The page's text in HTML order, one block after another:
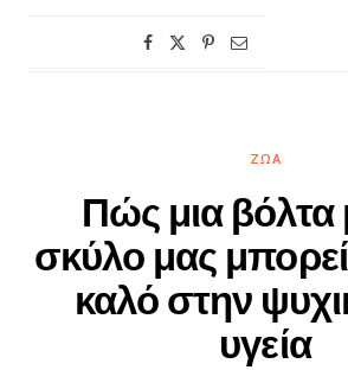
ΖΏΑ
Πώς μια βόλτα
σκύλο μας μπορεί
καλό στην
υγεία